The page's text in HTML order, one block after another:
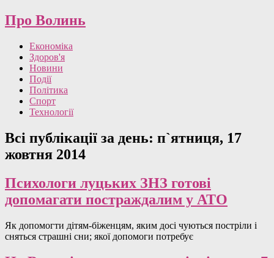
Про Волинь
Економіка
Здоров'я
Новини
Події
Політика
Спорт
Технології
Всі публікації за день: п`ятниця, 17
жовтня 2014
Психологи луцьких ЗНЗ готові
допомагати постраждалим у АТО
Як допомогти дітям-біженцям, яким досі чуються постріли і
сняться страшні сни; якої допомоги потребує